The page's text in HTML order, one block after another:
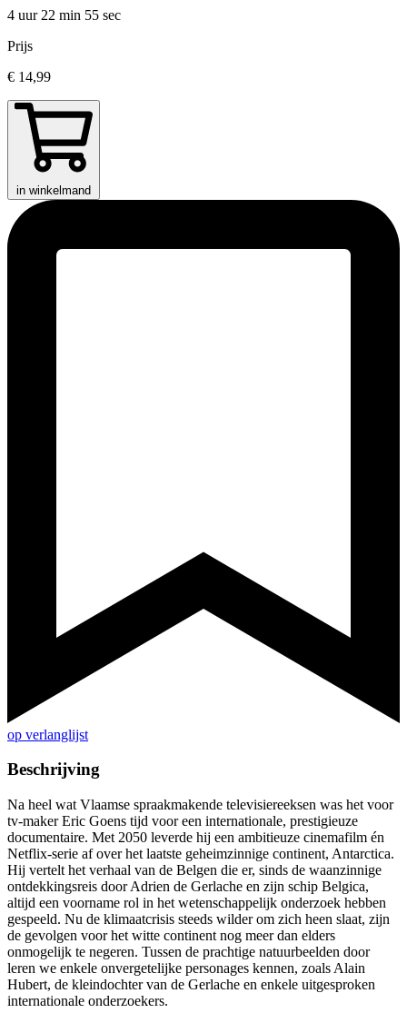
4 uur 22 min 55 sec
Prijs
€ 14,99
in winkelmand
op verlanglijst
Beschrijving
Na heel wat Vlaamse spraakmakende televisiereeksen was het voor
tv-maker Eric Goens tijd voor een internationale, prestigieuze
documentaire. Met 2050 leverde hij een ambitieuze cinemafilm én
Netflix-serie af over het laatste geheimzinnige continent, Antarctica.
Hij vertelt het verhaal van de Belgen die er, sinds de waanzinnige
ontdekkingsreis door Adrien de Gerlache en zijn schip Belgica,
altijd een voorname rol in het wetenschappelijk onderzoek hebben
gespeeld. Nu de klimaatcrisis steeds wilder om zich heen slaat, zijn
de gevolgen voor het witte continent nog meer dan elders
onmogelijk te negeren. Tussen de prachtige natuurbeelden door
leren we enkele onvergetelijke personages kennen, zoals Alain
Hubert, de kleindochter van de Gerlache en enkele uitgesproken
internationale onderzoekers.